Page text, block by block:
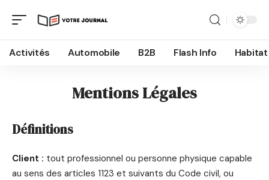
Activités Automobile B2B Flash Info Habitat
Mentions Légales
Définitions
Client : tout professionnel ou personne physique capable
au sens des articles 1123 et suivants du Code civil, ou